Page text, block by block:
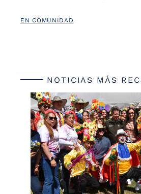
EN COMUNIDAD
NOTICIAS MÁS